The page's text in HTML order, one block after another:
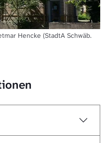
Hencke (StadtA Schwäb.